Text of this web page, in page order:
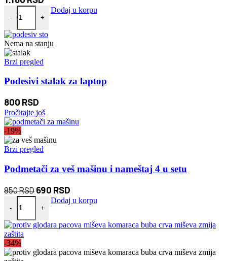
-
Pčelinji vosak za poliranje drveta 1+1 Gratis količina
+
Dodaj u korpu
Nema na stanju
Brzi pregled
Podesivi stalak za laptop
800 RSD
Pročitajte još
-19%
Brzi pregled
Podmetači za veš mašinu i nameštaj 4 u setu
850RSDOriginalna
cena
je
bila:
690 RSD
cena
690 RSD.
-
Podmetači za veš mašinu i nameštaj 4 u setu količina
+
Dodaj u korpu
-34%